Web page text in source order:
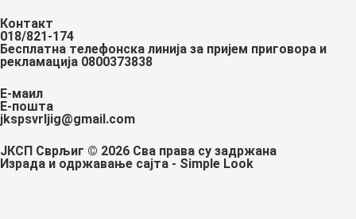
Контакт
018/821-174
Бесплатна телефонска линија за пријем приговора и
рекламација 0800373838
Е-маил
Е-пошта
jkspsvrljig@gmail.com
ЈКСП Сврљиг © 2026 Сва права су задржана
Израда и одржавање сајта - Simple Look